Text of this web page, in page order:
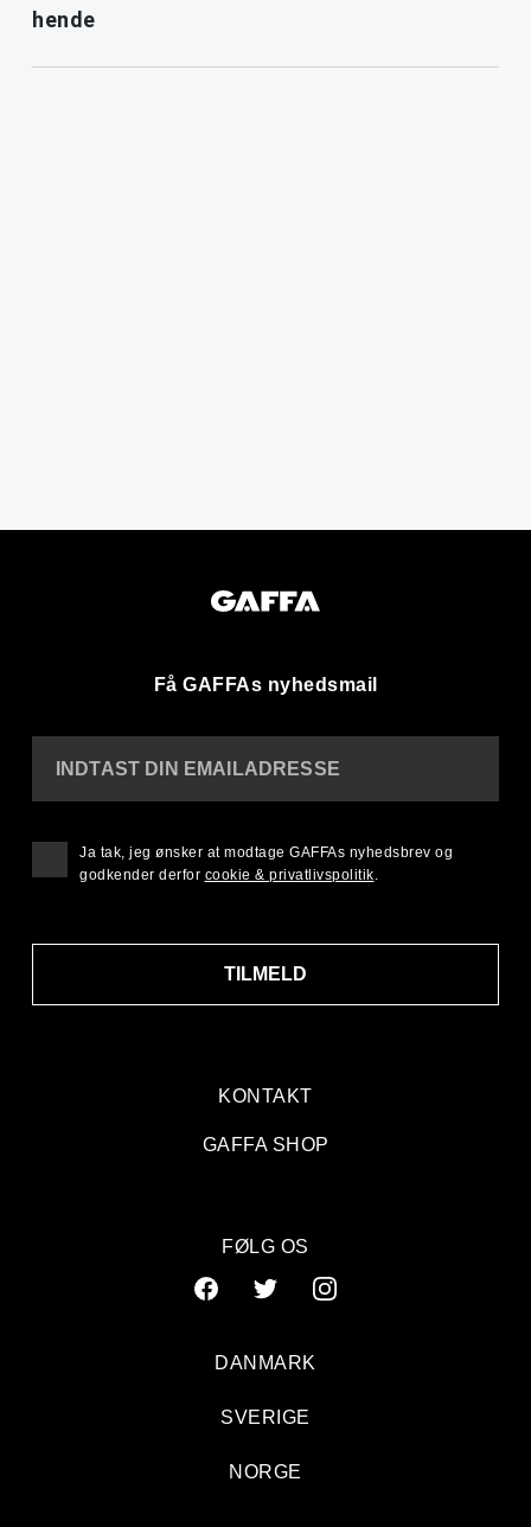
hende
Få GAFFAs nyhedsmail
KONTAKT
GAFFA SHOP
INDTAST DIN EMAILADRESSE
TILMELD
Ja tak, jeg ønsker at modtage GAFFAs nyhedsbrev og
godkender derfor cookie & privatlivspolitik.
FØLG OS
DANMARK
SVERIGE
NORGE